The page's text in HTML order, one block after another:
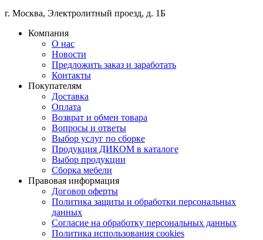
г. Москва, Электролитный проезд, д. 1Б
Компания
О нас
Новости
Предложить заказ и заработать
Контакты
Покупателям
Доставка
Оплата
Возврат и обмен товара
Вопросы и ответы
Выбор услуг по сборке
Продукция ДИКОМ в каталоге
Выбор продукции
Сборка мебели
Правовая информация
Договор оферты
Политика защиты и обработки персональных
данных
Согласие на обработку персональных данных
Политика использования cookies